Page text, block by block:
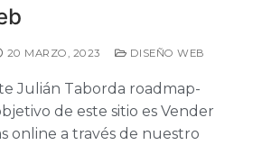
20 MARZO, 2023 DISEÑO WEB
Julián Taborda roadmap-
de este sitio es Vender
online a través de nuestro